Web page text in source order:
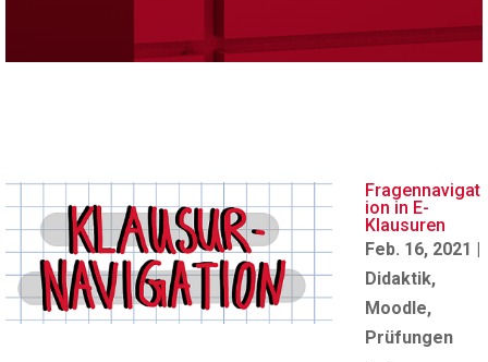
Fragennavigat
ion in E-
Klausuren
Feb. 16, 2021 |
Didaktik,
Moodle,
Prüfungen